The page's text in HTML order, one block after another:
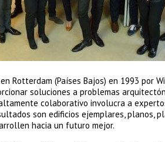
Rotterdam (Países Bajos) en 1993 por
soluciones a problemas
colaborativo involucra a
son edificios ejemplares, planos,
hacia un futuro mejor.